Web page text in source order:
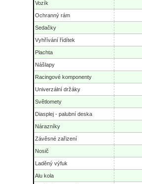
Vozík
Ochranný rám
Sedačky
Vyhřívání řídítek
Plachta
Nášlapy
Racingové komponenty
Univerzální držáky
Světlomety
Diasplej - palubní deska
Nárazníky
Závěsné zařizení
Nosič
Laděný výfuk
Alu kola